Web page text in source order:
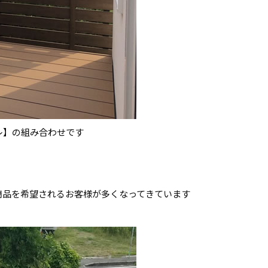
の組み合わせです
を希望されるお客様が多くなってきています